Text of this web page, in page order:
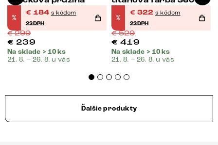
%
€ 184 s kódom
23DPH
€299
€ 239
Na sklade > 10 ks
21. 8. – 26. 8. u vás
otočná vrecková
pružina
%
€ 322 s kódom
23DPH
€529
€ 419
Na sklade > 10 ks
21. 8. – 26. 8. u vás
Ďalšie produkty